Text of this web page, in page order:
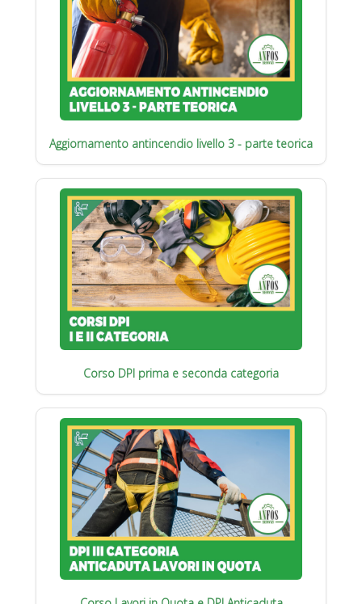
Aggiornamento antincendio livello 3 - parte teorica
Corso DPI prima e seconda categoria